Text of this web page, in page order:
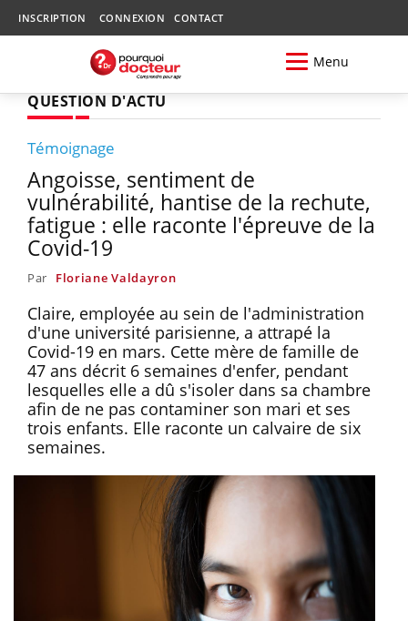
INSCRIPTION CONNEXION CONTACT
Menu
QUESTION D'ACTU
Témoignage
Angoisse, sentiment de
vulnérabilité, hantise de la rechute,
fatigue : elle raconte l'épreuve de la
Covid-19
Par Floriane Valdayron
Claire, employée au sein de l'administration
d'une université parisienne, a attrapé la
Covid-19 en mars. Cette mère de famille de
47 ans décrit 6 semaines d'enfer, pendant
lesquelles elle a dû s'isoler dans sa chambre
afin de ne pas contaminer son mari et ses
trois enfants. Elle raconte un calvaire de six
semaines.